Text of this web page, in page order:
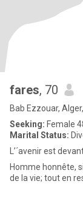
fares, 70
Bab Ezzouar,
Seeking: Female
Marital Status:
L’´avenir est
Homme honnête,
de la vie; tout en